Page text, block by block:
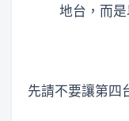
地台，而
先請不要讓第四